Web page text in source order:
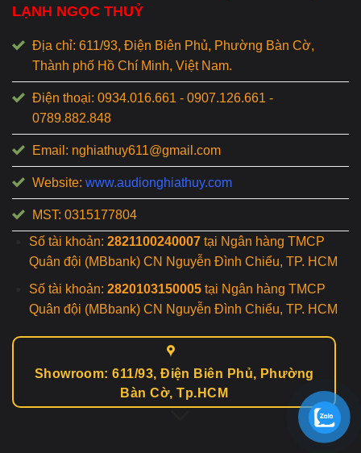
LẠNH NGỌC THUỶ
Địa chỉ: 611/93, Điện Biên Phủ, Phường Bàn Cờ,
Thành phố Hồ Chí Minh, Việt Nam.
Điện thoại: 0934.016.661 - 0907.126.661 -
0789.882.848
Email: nghiathuy611@gmail.com
Website: www.audionghiathuy.com
MST: 0315177804
Số tài khoản: 2821100240007tại Ngân hàng TMCP
Quân đội (MBbank) CN Nguyễn Đình Chiểu, TP. HCM
Số tài khoản: 2820103150005tại Ngân hàng TMCP
Quân đội (MBbank) CN Nguyễn Đình Chiểu, TP. HCM
Showroom: 611/93, Điện Biên Phủ, Phường
Bàn Cờ, Tp.HCM